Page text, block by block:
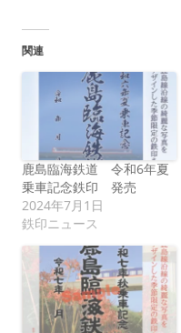
関連
鹿島臨海鉄道 令和6年夏
乗車記念鉄印 発売
2024年7月1日
鉄印ニュース